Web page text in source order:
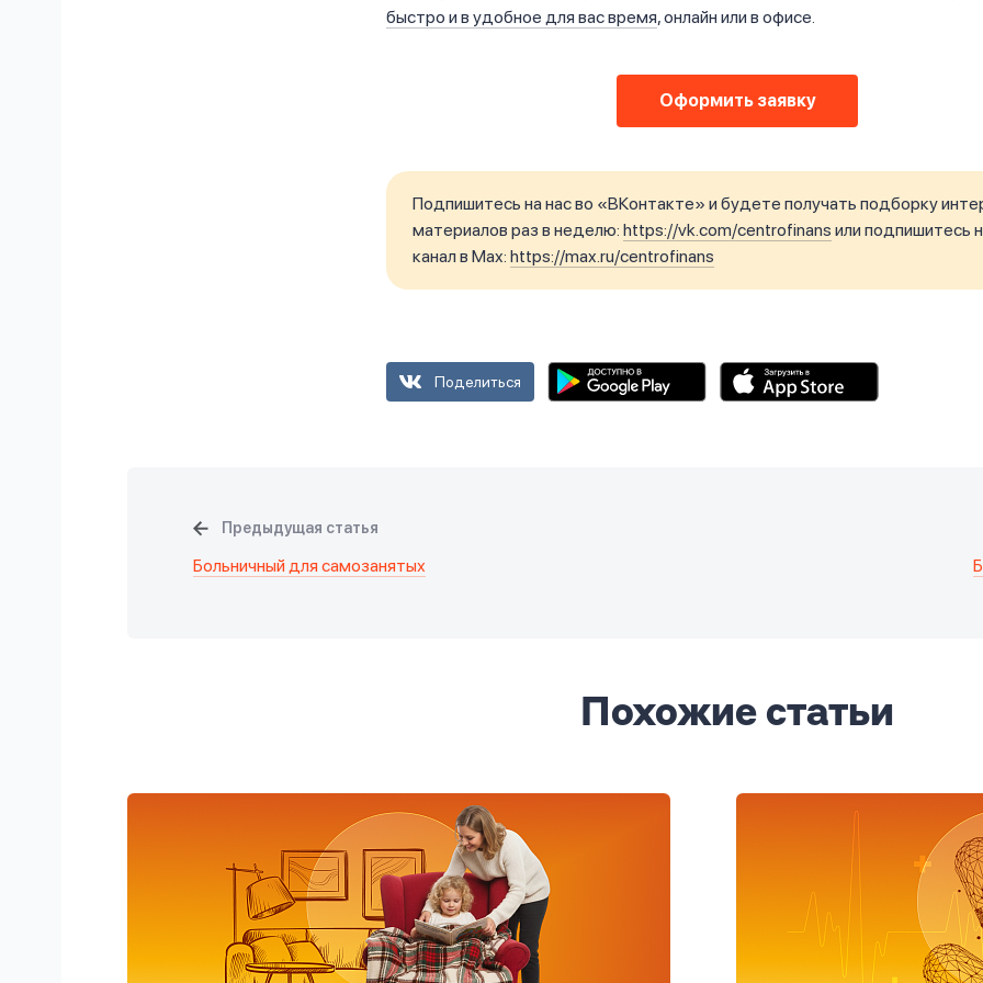
быстро и в удобное для вас время, онлайн или в офисе.
Оформить заявку
Подпишитесь на нас во «ВКонтакте» и будете получать подборку
материалов раз в неделю: https://vk.com/centrofinans или подпишитесь
канал в Max: https://max.ru/centrofinans
Поделиться
Предыдущая статья
Больничный для самозанятых
Похожие статьи